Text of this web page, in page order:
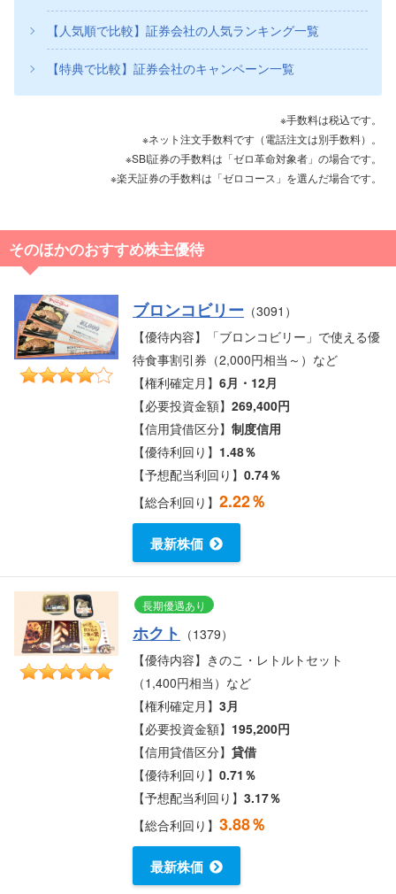
【人気順で比較】証券会社の人気ランキング一覧
【特典で比較】証券会社のキャンペーン一覧
※手数料は税込です。
※ネット注文手数料です（電話注文は別手数料）。
※SBI証券の手数料は「ゼロ革命対象者」の場合です。
※楽天証券の手数料は「ゼロコース」を選んだ場合です。
そのほかのおすすめ株主優待
ブロンコビリー （3091）
【優待内容】「ブロンコビリー」で使える優
待食事割引券（2,000円相当～）など
【権利確定月】6月・12月
【必要投資金額】269,400円
【信用貸借区分】制度信用
【優待利回り】 1.48％
【予想配当利回り】0.74％
【総合利回り】2.22％
最新株価
長期優遇あり
ホクト （1379）
【優待内容】きのこ・レトルトセット
（1,400円相当）など
【権利確定月】3月
【必要投資金額】 195,200円
【信用貸借区分】貸借
【優待利回り】0.71％
【予想配当利回り】3.17％
【総合利回り】3.88％
最新株価